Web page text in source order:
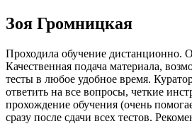
Зоя Громницкая
Проходила обучение дистанционно.
Качественная подача материала,
тесты в любое удобное время.
ответить на все вопросы, четкие
прохождение обучения (очень
сразу после сдачи всех тестов.